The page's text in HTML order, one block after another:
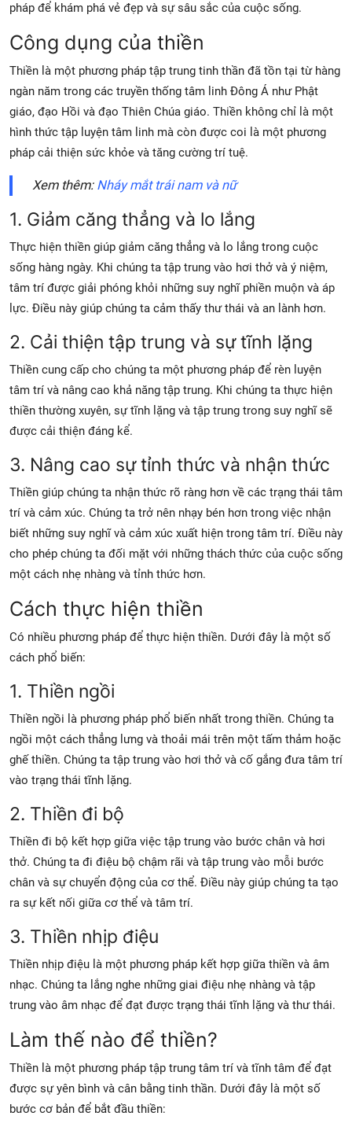
pháp để khám phá vẻ đẹp và sự sâu sắc của cuộc sống.
Công dụng của thiền
Thiền là một phương pháp tập trung tinh thần đã tồn tại từ hàng
ngàn năm trong các truyền thống tâm linh Đông Á như Phật
giáo, đạo Hồi và đạo Thiên Chúa giáo. Thiền không chỉ là một
hình thức tập luyện tâm linh mà còn được coi là một phương
pháp cải thiện sức khỏe và tăng cường trí tuệ.
Xem thêm: Nháy mắt trái nam và nữ
1. Giảm căng thẳng và lo lắng
Thực hiện thiền giúp giảm căng thẳng và lo lắng trong cuộc
sống hàng ngày. Khi chúng ta tập trung vào hơi thở và ý niệm,
tâm trí được giải phóng khỏi những suy nghĩ phiền muộn và áp
lực. Điều này giúp chúng ta cảm thấy thư thái và an lành hơn.
2. Cải thiện tập trung và sự tĩnh lặng
Thiền cung cấp cho chúng ta một phương pháp để rèn luyện
tâm trí và nâng cao khả năng tập trung. Khi chúng ta thực hiện
thiền thường xuyên, sự tĩnh lặng và tập trung trong suy nghĩ sẽ
được cải thiện đáng kể.
3. Nâng cao sự tỉnh thức và nhận thức
Thiền giúp chúng ta nhận thức rõ ràng hơn về các trạng thái tâm
trí và cảm xúc. Chúng ta trở nên nhạy bén hơn trong việc nhận
biết những suy nghĩ và cảm xúc xuất hiện trong tâm trí. Điều này
cho phép chúng ta đối mặt với những thách thức của cuộc sống
một cách nhẹ nhàng và tỉnh thức hơn.
Cách thực hiện thiền
Có nhiều phương pháp để thực hiện thiền. Dưới đây là một số
cách phổ biến:
1. Thiền ngồi
Thiền ngồi là phương pháp phổ biến nhất trong thiền. Chúng ta
ngồi một cách thẳng lưng và thoải mái trên một tấm thảm hoặc
ghế thiền. Chúng ta tập trung vào hơi thở và cố gắng đưa tâm trí
vào trạng thái tĩnh lặng.
2. Thiền đi bộ
Thiền đi bộ kết hợp giữa việc tập trung vào bước chân và hơi
thở. Chúng ta đi điệu bộ chậm rãi và tập trung vào mỗi bước
chân và sự chuyển động của cơ thể. Điều này giúp chúng ta tạo
ra sự kết nối giữa cơ thể và tâm trí.
3. Thiền nhịp điệu
Thiền nhịp điệu là một phương pháp kết hợp giữa thiền và âm
nhạc. Chúng ta lắng nghe những giai điệu nhẹ nhàng và tập
trung vào âm nhạc để đạt được trạng thái tĩnh lặng và thư thái.
Làm thế nào để thiền?
Thiền là một phương pháp tập trung tâm trí và tĩnh tâm để đạt
được sự yên bình và cân bằng tinh thần. Dưới đây là một số
bước cơ bản để bắt đầu thiền: